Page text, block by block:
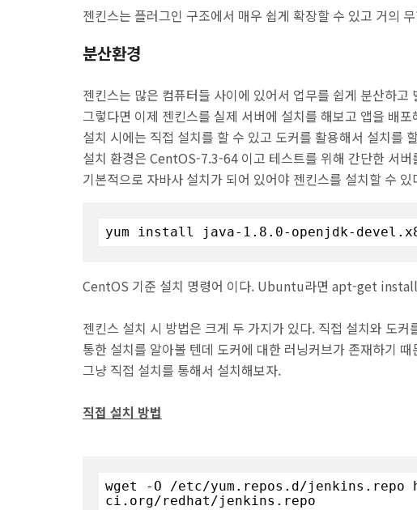
젠킨스는 플러그인 구조에서 매우 쉽게 확장할 수 있고 거의
분산환경
젠킨스는 많은 컴퓨터들 사이에 있어서 업무를 쉽게 분산하
그렇다면 이제 젠킨스를 실제 서버에 설치를 해보고 앱을 배포
설치 시에는 직접 설치를 할 수 있고 도커를 활용해서 설치를
설치 환경은 CentOS-7.3-64 이고 테스트를 위해 간단한 서버
기본적으로 자바사 설치가 되어 있어야 젠킨스를 설치할 수
yum install java- 1.8 . 0-openjdk-devel
CentOS 기준 설치 명령어 이다. Ubuntu라면 apt-get
젠킨스 설치 시 방법은 크게 두 가지가 있다. 직접 설치와 도
통한 설치를 알아볼 텐데 도커에 대한 러닝커브가 존재하기
그냥 직접 설치를 통해서 설치해보자.
직접 설치 방법
wget -O /etc/yum.repos.d/
ci.org/redhat/jenkins.repo